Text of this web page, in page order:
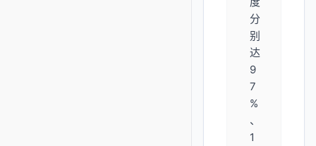
分
别
达
9
7
%
、
1